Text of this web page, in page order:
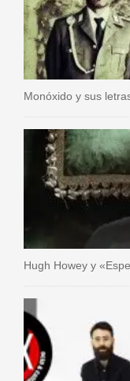
Monóxido y sus
Hugh Howey y